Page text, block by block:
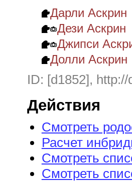
Дарли Аскрин
Дези Аскрин
Джипси
Долли Аскрин
ID: [d1852],
Действия
Смотреть
Расчет
Смотреть
Смотреть